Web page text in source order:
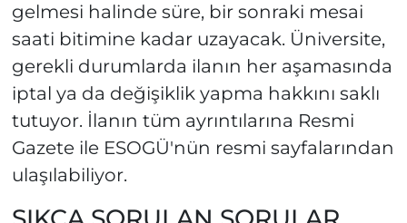
gelmesi halinde süre, bir sonraki mesai
saati bitimine kadar uzayacak. Üniversite,
gerekli durumlarda ilanın her aşamasında
iptal ya da değişiklik yapma hakkını saklı
tutuyor. İlanın tüm ayrıntılarına Resmi
Gazete ile ESOGÜ'nün resmi sayfalarından
ulaşılabiliyor.